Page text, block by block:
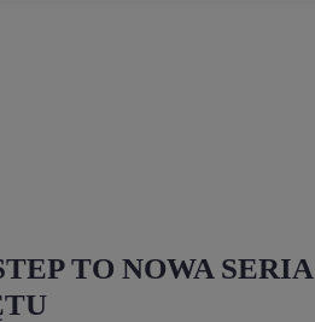
TO NOWA SERIA